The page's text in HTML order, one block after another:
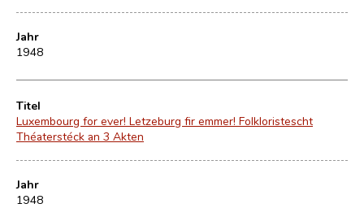
Jahr
1948
Titel
Luxembourg for ever! Letzeburg fir emmer! Folkloristescht
Théaterstéck an 3 Akten
Jahr
1948